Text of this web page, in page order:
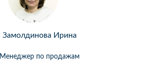
Замолдинова Ирина
Менеджер по продажам